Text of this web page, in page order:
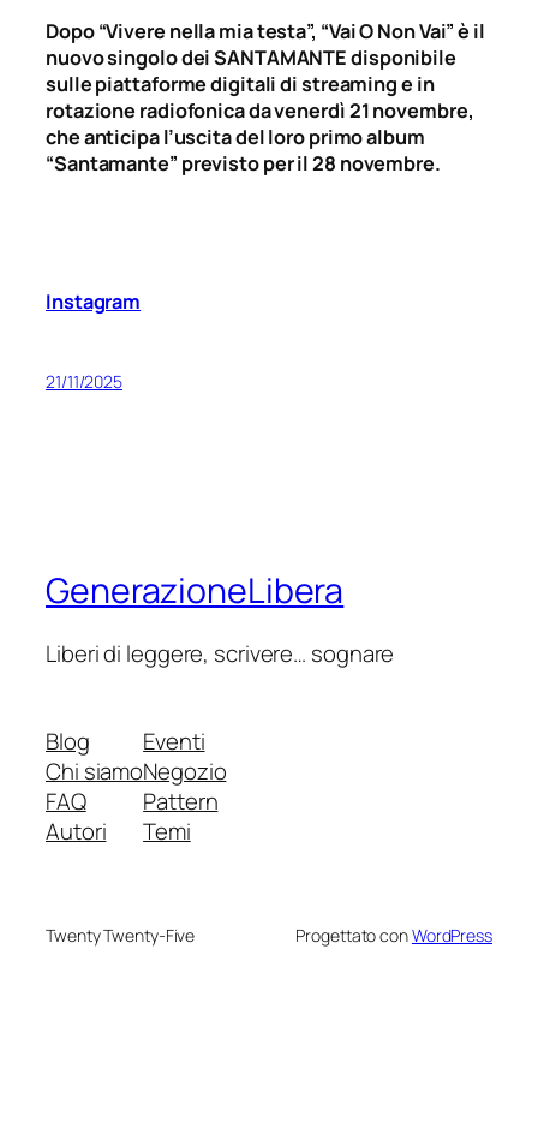
Dopo “Vivere nella mia testa”, “Vai O Non Vai” è il
nuovo singolo dei SANTAMANTE disponibile
sulle piattaforme digitali di streaming e in
rotazione radiofonica da venerdì 21 novembre,
che anticipa l’uscita del loro primo album
“Santamante” previsto per il 28 novembre.
Instagram
21/11/2025
GenerazioneLibera
Liberi di leggere, scrivere… sognare
Blog
Chi siamo
FAQ
Autori
Eventi
Negozio
Pattern
Temi
Twenty Twenty-Five Progettato conWordPress